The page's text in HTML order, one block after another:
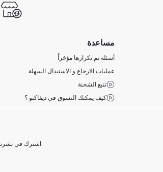
مساعدة
أسئلة تم تكرارها مؤخراً
عمليات الارجاع و الاستبدال السهلة
تتبع الشحنة
كيف يمكنك التسوق في ديفاكتو ؟
اشترك في نشرتنا